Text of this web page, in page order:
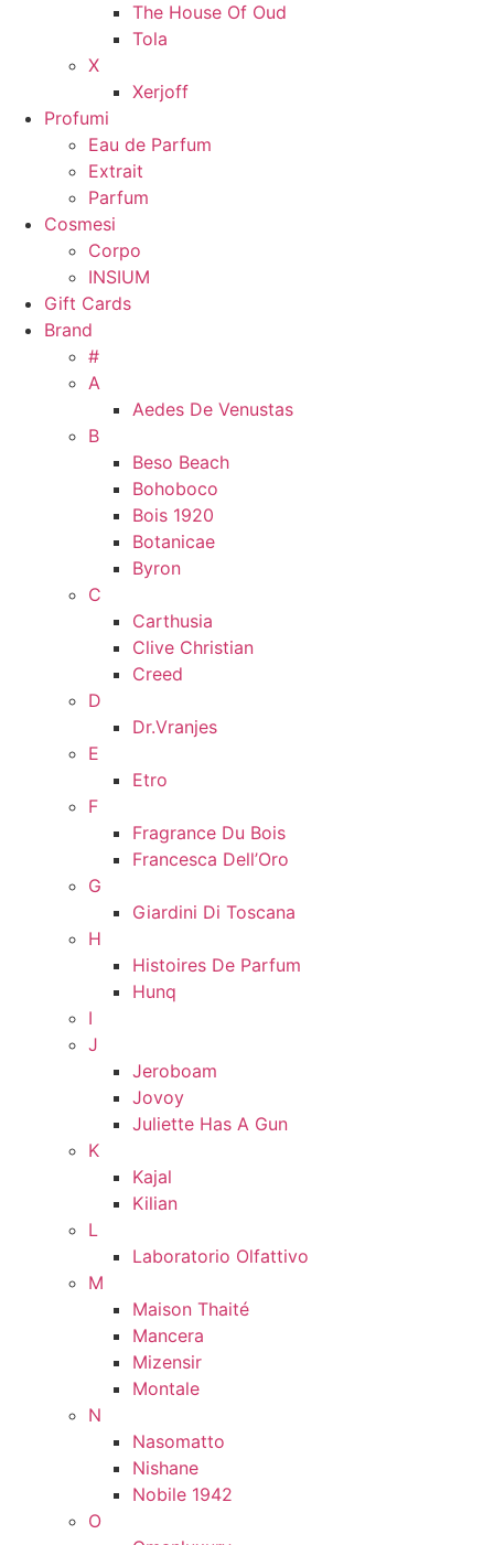
The House Of Oud
Tola
X
Xerjoff
Profumi
Eau de Parfum
Extrait
Parfum
Cosmesi
Corpo
INSIUM
Gift Cards
Brand
#
A
Aedes De Venustas
B
Beso Beach
Bohoboco
Bois 1920
Botanicae
Byron
C
Carthusia
Clive Christian
Creed
D
Dr.Vranjes
E
Etro
F
Fragrance Du Bois
Francesca Dell’Oro
G
Giardini Di Toscana
H
Histoires De Parfum
Hunq
I
J
Jeroboam
Jovoy
Juliette Has A Gun
K
Kajal
Kilian
L
Laboratorio Olfattivo
M
Maison Thaité
Mancera
Mizensir
Montale
N
Nasomatto
Nishane
Nobile 1942
O